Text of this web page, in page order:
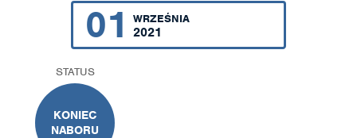
01 WRZEŚNIA
2021
STATUS
KONIEC
NABORU